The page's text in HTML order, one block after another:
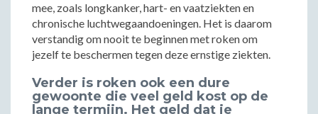
mee, zoals longkanker, hart- en vaatziekten en
chronische luchtwegaandoeningen. Het is daarom
verstandig om nooit te beginnen met roken om
jezelf te beschermen tegen deze ernstige ziekten.
Verder is roken ook een dure
gewoonte die veel geld kost op de
lange termijn. Het geld dat je